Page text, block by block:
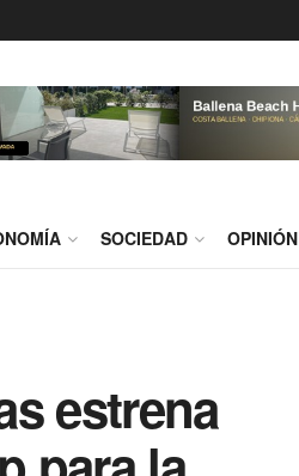
SOCIEDAD OPINIÓN
estrena